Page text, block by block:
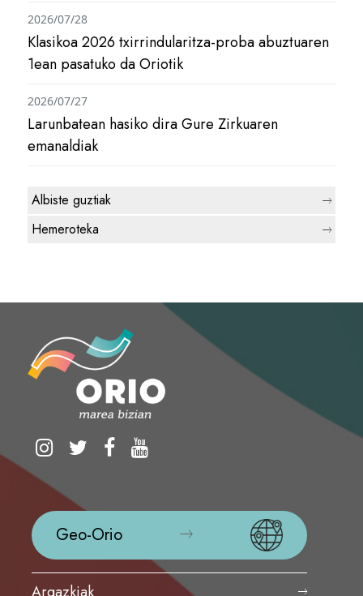
Klasikoa 2026 txirrindularitza-proba abuztuaren
1ean pasatuko da Oriotik
2026/07/28
Larunbatean hasiko dira Gure Zirkuaren
emanaldiak
2026/07/27
Albiste guztiak
Hemeroteka
Geo-Orio
Argazkiak